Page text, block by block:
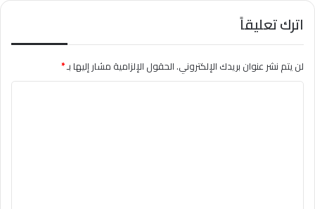
اترك تعليقاً
لن يتم نشر عنوان بريدك الإلكتروني.الحقول الإلزامية مشار إليها بـ*